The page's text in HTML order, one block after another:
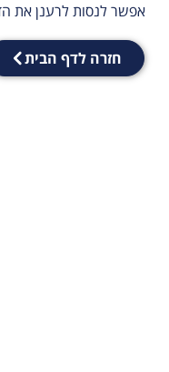
אפשר לנסות לרענן את
חזרה לדף הבית